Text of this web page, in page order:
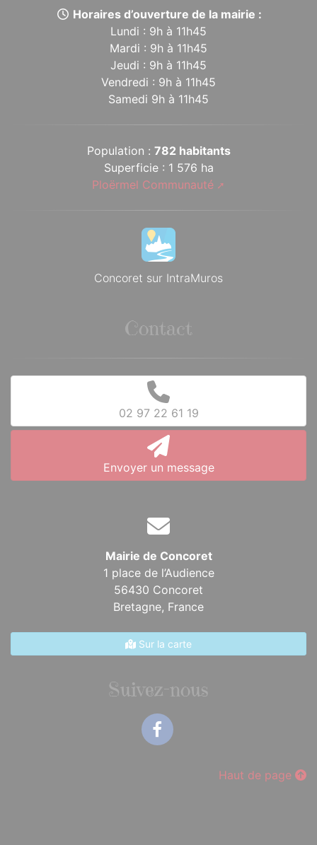
Horaires d’ouverture de la mairie :
Lundi : 9h à 11h45
Mardi : 9h à 11h45
Jeudi : 9h à 11h45
Vendredi : 9h à 11h45
Samedi 9h à 11h45
Population : 782 habitants
Superficie : 1 576 ha
Ploërmel Communauté
Concoret sur IntraMuros
Contact
02 97 22 61 19
Envoyer un message
Mairie de Concoret
1 place de l’Audience
56430 Concoret
Bretagne, France
Sur la carte
Suivez-nous
Haut de page